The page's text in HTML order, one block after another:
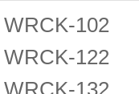
WRCK-102
WRCK-122
WRCK-132